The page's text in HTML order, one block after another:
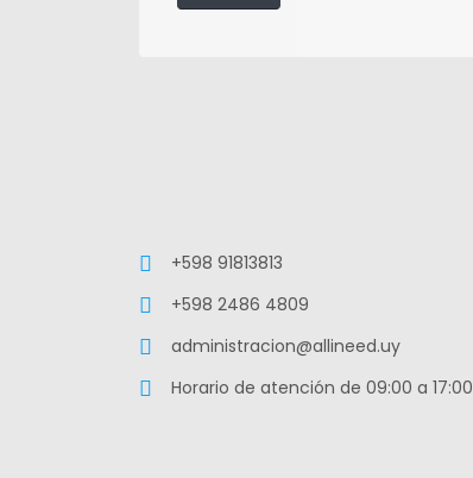
+598 91813813
+598 2486 4809
administracion@allineed.uy
Horario de atención de 09:00 a 17:00